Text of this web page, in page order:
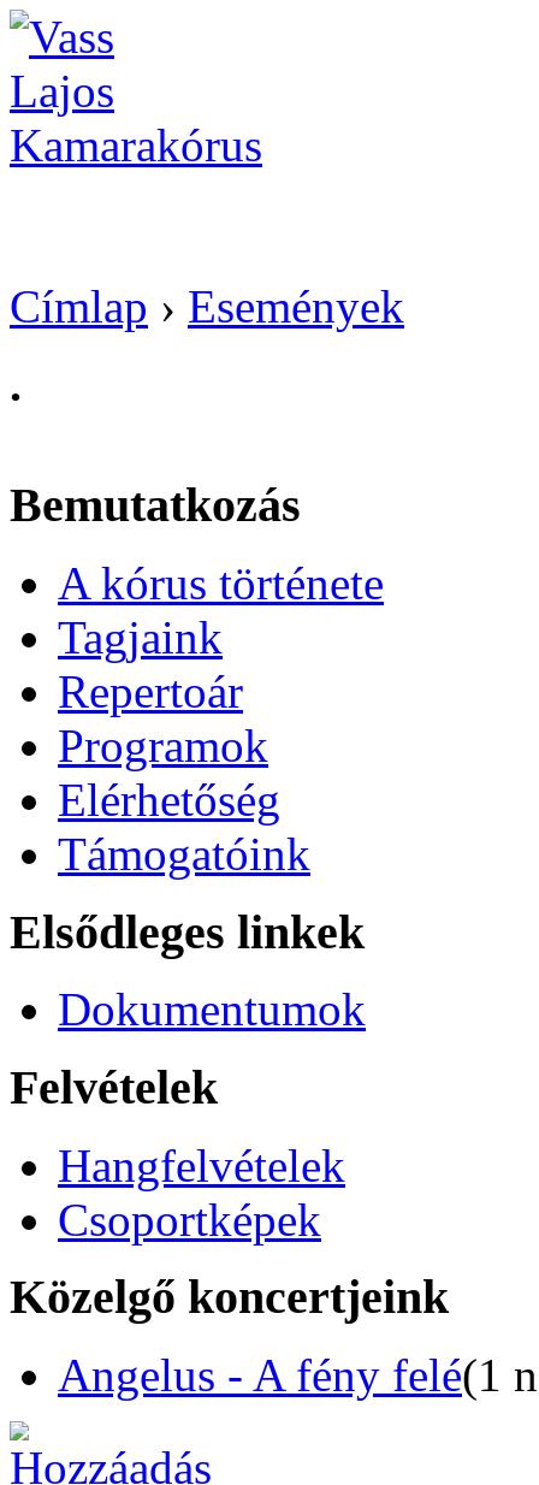
Címlap › Események
.
Bemutatkozás
A kórus története
Tagjaink
Repertoár
Programok
Elérhetőség
Támogatóink
Elsődleges linkek
Dokumentumok
Felvételek
Hangfelvételek
Csoportképek
Közelgő koncertjeink
Angelus - A fény felé(1